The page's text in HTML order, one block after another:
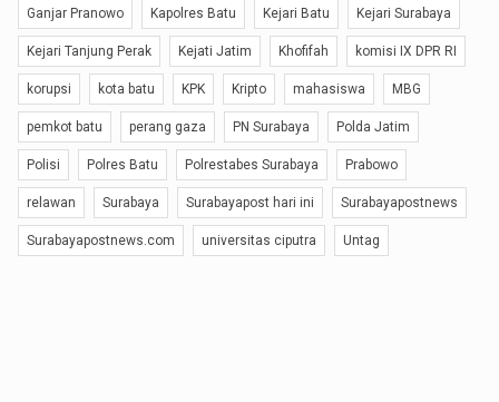
Ganjar Pranowo Kapolres Batu Kejari Batu Kejari Surabaya
Kejari Tanjung Perak Kejati Jatim Khofifah komisi IX DPR RI
korupsi kota batu KPK Kripto mahasiswa MBG
pemkot batu perang gaza PN Surabaya Polda Jatim
Polisi Polres Batu Polrestabes Surabaya Prabowo
relawan Surabaya Surabayapost hari ini Surabayapostnews
Surabayapostnews.com universitas ciputra Untag